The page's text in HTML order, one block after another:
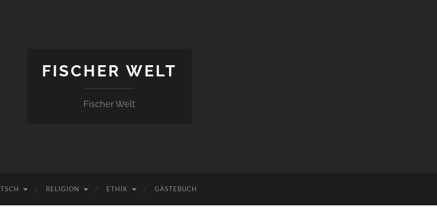
FISCHER WELT
Fischer Welt
RELIGION ETHIK GÄSTEBUCH